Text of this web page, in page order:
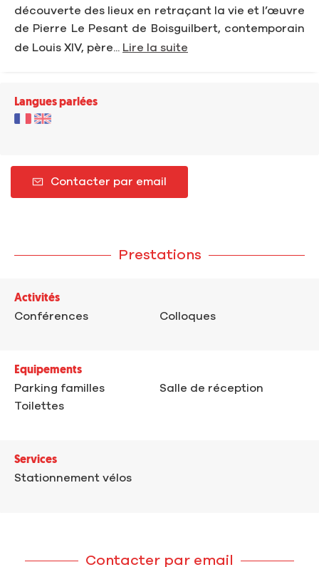
découverte des lieux en retraçant la vie et l’œuvre
de Pierre Le Pesant de Boisguilbert, contemporain
de Louis XIV, père... Lire la suite
Langues parlées
Contacter par email
Prestations
Activités
Conférences
Colloques
Equipements
Parking familles
Toilettes
Salle de réception
Services
Stationnement vélos
Contacter par email